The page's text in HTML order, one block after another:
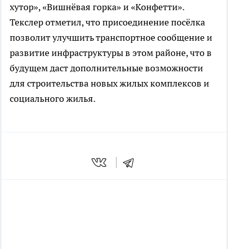
хутор», «Вишнёвая горка» и «Конфетти».
Текслер отметил, что присоединение посёлка
позволит улучшить транспортное сообщение и
развитие инфраструктуры в этом районе, что в
будущем даст дополнительные возможности
для строительства новых жилых комплексов и
социального жилья.